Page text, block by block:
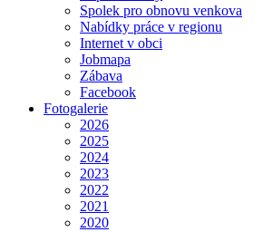
Spolek pro obnovu venkova
Nabídky práce v regionu
Internet v obci
Jobmapa
Zábava
Facebook
Fotogalerie
2026
2025
2024
2023
2022
2021
2020